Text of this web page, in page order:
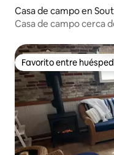
Casa de campo en
Casa de campo cerca
Favorito entre
Favorito entre